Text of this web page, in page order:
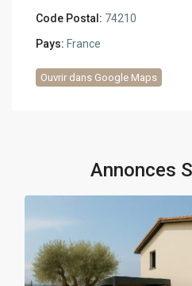
Code Postal: 74210
Pays: France
Ouvrir dans Google Maps
Annonces